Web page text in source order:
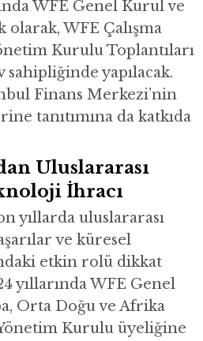
WFE Genel Kurul ve
olarak, WFE Çalışma
Kurulu Toplantıları
sahipliğinde yapılacak.
Finans Merkezi’nin
tanıtımına da katkıda
Uluslararası
İhracı
yıllarda uluslararası
ve küresel
etkin rolü dikkat
yıllarında WFE Genel
Orta Doğu ve Afrika
Kurulu üyeliğine